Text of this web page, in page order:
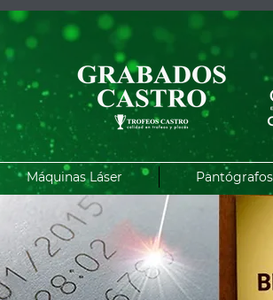
Máquinas Láser Pantógrafos